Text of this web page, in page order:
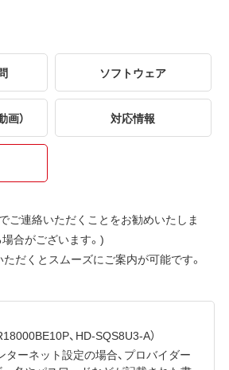
ソフトウェア
画） 対応情報
ご連絡いただくことをお勧めいたしま
合がございます。)
だくとスムーズにご案内が可能です。
、HD-SQS8U3-A）
ーネット設定の場合、プロバイダー